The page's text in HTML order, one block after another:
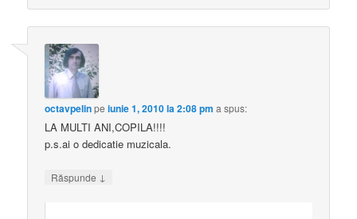
octavpelinpeiunie 1, 2010 la 2:08 pm a spus:
LA MULTI ANI,COPILA!!!!
p.s.ai o dedicatie muzicala.
Răspunde ↓